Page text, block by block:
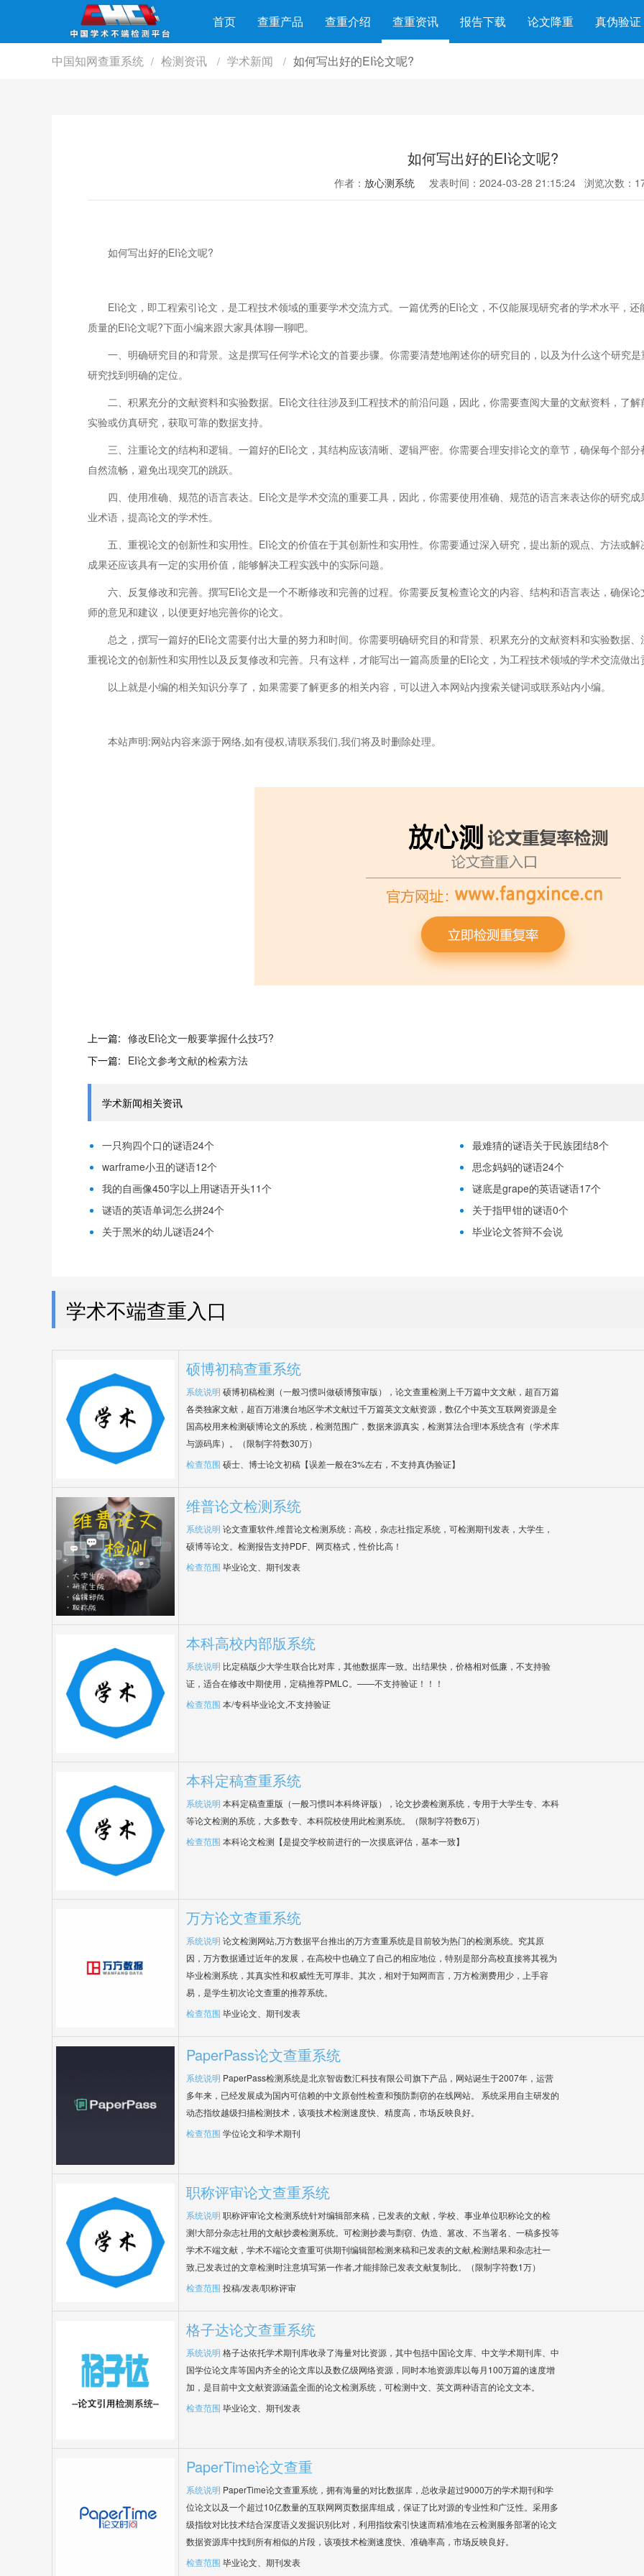
首页 查重产品 查重介绍 查重资讯 报告下载 论文降重 真伪验证
中国知网查重系统 / 检测资讯 / 学术新闻 / 如何写出好的EI论文呢?
如何写出好的EI论文呢?
作者： 放心测系统 发表时间：2024-03-28 21:15:24 浏览次数：
如何写出好的EI论文呢?
EI论文，即工程索引论文，是工程技术领域的重要学术交流方式。一篇优秀的EI论文，不仅能展现研究者的学术水平，
质量的EI论文呢?下面小编来跟大家具体聊一聊吧。
一、明确研究目的和背景。这是撰写任何学术论文的首要步骤。你需要清楚地阐述你的研究目的，以及为什么这个研究
研究找到明确的定位。
二、积累充分的文献资料和实验数据。EI论文往往涉及到工程技术的前沿问题，因此，你需要查阅大量的文献资料，了
实验或仿真研究，获取可靠的数据支持。
三、注重论文的结构和逻辑。一篇好的EI论文，其结构应该清晰、逻辑严密。你需要合理安排论文的章节，确保每个部
自然流畅，避免出现突兀的跳跃。
四、使用准确、规范的语言表达。EI论文是学术交流的重要工具，因此，你需要使用准确、规范的语言来表达你的研究
业术语，提高论文的学术性。
五、重视论文的创新性和实用性。EI论文的价值在于其创新性和实用性。你需要通过深入研究，提出新的观点、方法或
成果还应该具有一定的实用价值，能够解决工程实践中的实际问题。
六、反复修改和完善。撰写EI论文是一个不断修改和完善的过程。你需要反复检查论文的内容、结构和语言表达，确保
师的意见和建议，以便更好地完善你的论文。
总之，撰写一篇好的EI论文需要付出大量的努力和时间。你需要明确研究目的和背景、积累充分的文献资料和实验数据
重视论文的创新性和实用性以及反复修改和完善。只有这样，才能写出一篇高质量的EI论文，为工程技术领域的学术交流做出
以上就是小编的相关知识分享了，如果需要了解更多的相关内容，可以进入本网站内搜索关键词或联系站内小编。
本站声明:网站内容来源于网络,如有侵权,请联系我们,我们将及时删除处理。
上一篇: 修改EI论文一般要掌握什么技巧?
下一篇: EI论文参考文献的检索方法
学术新闻相关资讯
一只狗四个口的谜语24个
最难猜的谜语关于民族团结8个
warframe小丑的谜语12个
思念妈妈的谜语24个
我的自画像450字以上用谜语开头11个
谜底是grape的英语谜语17个
谜语的英语单词怎么拼24个
关于指甲钳的谜语0个
关于黑米的幼儿谜语24个
毕业论文答辩不会说
学术不端查重入口
硕博初稿查重系统
系统说明 硕博初稿检测（一般习惯叫做硕博预审版），论文查重检测上千万篇中文文献，超百万篇
各类独家文献，超百万港澳台地区学术文献过千万篇英文文献资源，数亿个中英文互联网资源是全
国高校用来检测硕博论文的系统，检测范围广，数据来源真实，检测算法合理!本系统含有（学术库
与源码库）。（限制字符数30万）
检查范围 硕士、博士论文初稿【误差一般在3%左右，不支持真伪验证】
维普论文检测系统
系统说明 论文查重软件,维普论文检测系统：高校，杂志社指定系统，可检测期刊发表，大学生，
硕博等论文。检测报告支持PDF、网页格式，性价比高！
检查范围 毕业论文、期刊发表
本科高校内部版系统
系统说明 比定稿版少大学生联合比对库，其他数据库一致。出结果快，价格相对低廉，不支持验
证，适合在修改中期使用，定稿推荐PMLC。——不支持验证！！！
检查范围 本/专科毕业论文,不支持验证
本科定稿查重系统
系统说明 本科定稿查重版（一般习惯叫本科终评版），论文抄袭检测系统，专用于大学生专、本科
等论文检测的系统，大多数专、本科院校使用此检测系统。（限制字符数6万）
检查范围 本科论文检测【是提交学校前进行的一次摸底评估，基本一致】
万方论文查重系统
系统说明 论文检测网站,万方数据平台推出的万方查重系统是目前较为热门的检测系统。究其原
因，万方数据通过近年的发展，在高校中也确立了自己的相应地位，特别是部分高校直接将其视为
毕业检测系统，其真实性和权威性无可厚非。其次，相对于知网而言，万方检测费用少，上手容
易，是学生初次论文查重的推荐系统。
检查范围 毕业论文、期刊发表
PaperPass论文查重系统
系统说明 PaperPass检测系统是北京智齿数汇科技有限公司旗下产品，网站诞生于2007年，运营
多年来，已经发展成为国内可信赖的中文原创性检查和预防剽窃的在线网站。 系统采用自主研发的
动态指纹越级扫描检测技术，该项技术检测速度快、精度高，市场反映良好。
检查范围 学位论文和学术期刊
职称评审论文查重系统
系统说明 职称评审论文检测系统针对编辑部来稿，已发表的文献，学校、事业单位职称论文的检
测!大部分杂志社用的文献抄袭检测系统。可检测抄袭与剽窃、伪造、篡改、不当署名、一稿多投等
学术不端文献，学术不端论文查重可供期刊编辑部检测来稿和已发表的文献,检测结果和杂志社一
致,已发表过的文章检测时注意填写第一作者,才能排除已发表文献复制比。（限制字符数1万）
检查范围 投稿/发表/职称评审
格子达论文查重系统
系统说明 格子达依托学术期刊库收录了海量对比资源，其中包括中国论文库、中文学术期刊库、中
国学位论文库等国内齐全的论文库以及数亿级网络资源，同时本地资源库以每月100万篇的速度增
加，是目前中文文献资源涵盖全面的论文检测系统，可检测中文、英文两种语言的论文文本。
检查范围 毕业论文、期刊发表
PaperTime论文查重
系统说明 PaperTime论文查重系统，拥有海量的对比数据库，总收录超过9000万的学术期刊和学
位论文以及一个超过10亿数量的互联网网页数据库组成，保证了比对源的专业性和广泛性。采用多
级指纹对比技术结合深度语义发掘识别比对，利用指纹索引快速而精准地在云检测服务部署的论文
数据资源库中找到所有相似的片段，该项技术检测速度快、准确率高，市场反映良好。
检查范围 毕业论文、期刊发表